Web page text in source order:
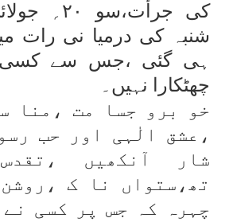
کی
شنبہ کی درمیا نی رات
ہی گئی ،جس سے
چھٹکارا نہیں۔
خو برو جسا مت ،منا
،عشق الٰہی اور حب
شار آنکھیں
تھ،ستواں نا ک
چہرہ کہ جس پر کسی نے